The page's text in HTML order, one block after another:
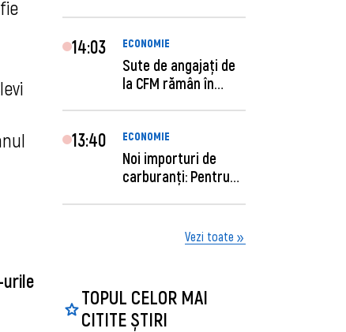
14:03 ECONOMIE
Sute de angajaţi de
la CFM rămân în
13:40 ECONOMIE
Noi importuri de
carburanți: Pentru
Vezi toate
TOPUL CELOR MAI
CITITE ȘTIRI